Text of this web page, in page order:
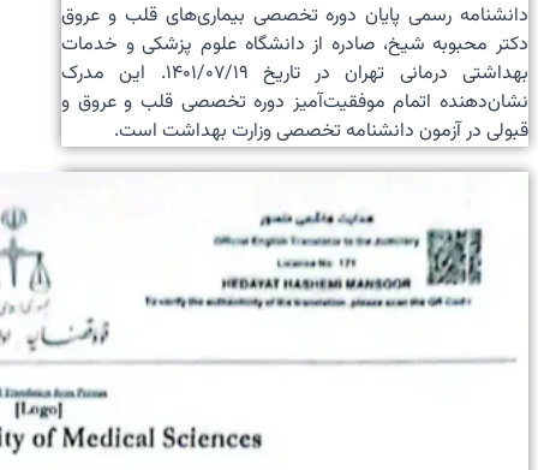
دانشنامه رسمی پایان دوره تخصصی بیماری‌های قلب و عروق
دکتر محبوبه شیخ، صادره از دانشگاه علوم پزشکی و خدمات
بهداشتی درمانی تهران در تاریخ ۱۴۰۱/۰۷/۱۹. این مدرک
نشان‌دهنده اتمام موفقیت‌آمیز دوره تخصصی قلب و عروق و
قبولی در آزمون دانشنامه تخصصی وزارت بهداشت است.